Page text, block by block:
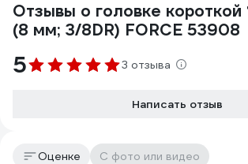
Отзывы о головке короткой
(8 мм; 3/8DR) FORCE 53908
5 3 отзыва
Написать отзыв
Оценке С фото или видео